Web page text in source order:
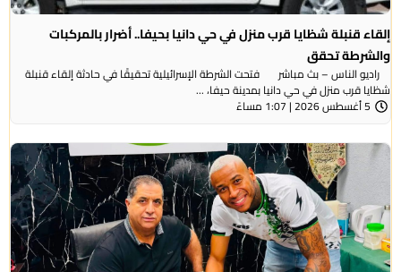
إلقاء قنبلة شظايا قرب منزل في حي دانيا بحيفا.. أضرار بالمركبات
والشرطة تحقق
راديو الناس – بث مباشر فتحت الشرطة الإسرائيلية تحقيقًا في حادثة إلقاء قنبلة
شظايا قرب منزل في حي دانيا بمدينة حيفا، ...
5 أغسطس 2026 | 1:07 مساءً